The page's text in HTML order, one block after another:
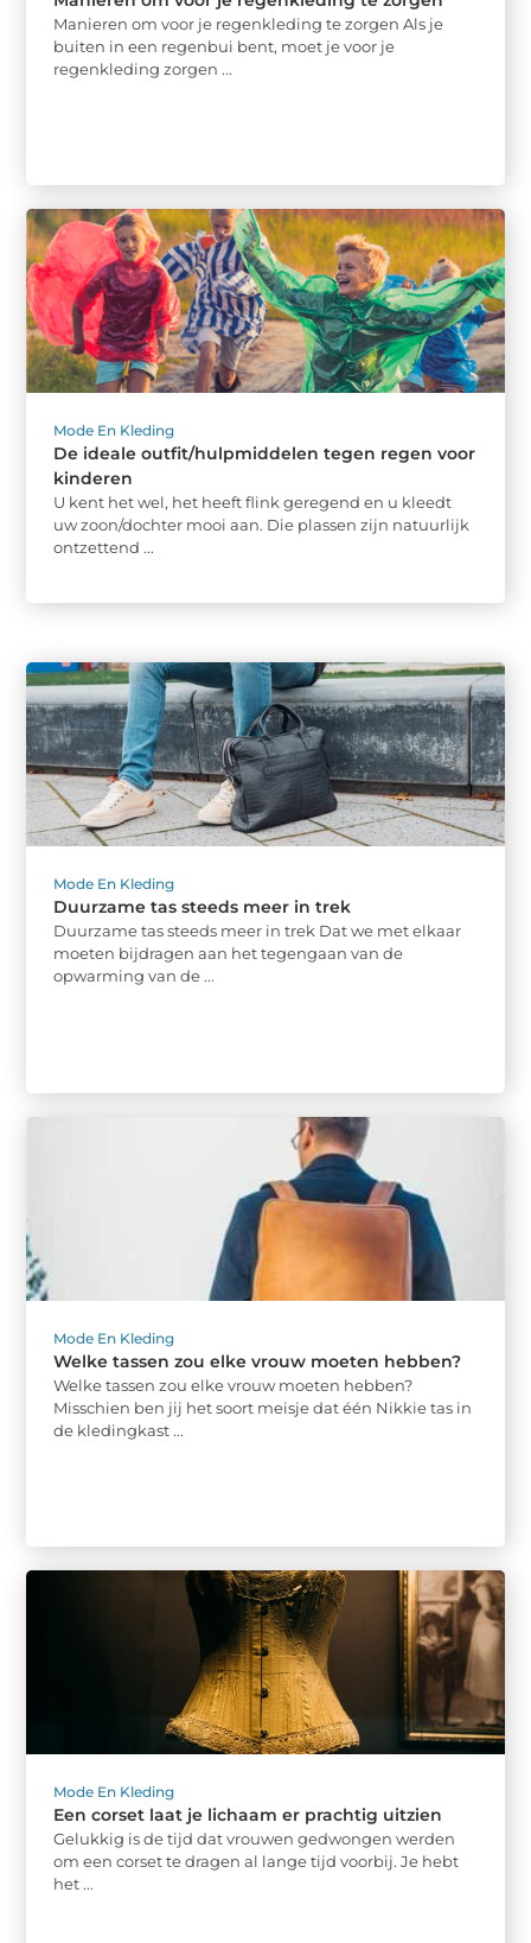
Manieren om voor je regenkleding te zorgen Als je
buiten in een regenbui bent, moet je voor je
regenkleding zorgen ...
Mode En Kleding
De ideale outfit/hulpmiddelen tegen regen voor
kinderen
U kent het wel, het heeft flink geregend en u kleedt
uw zoon/dochter mooi aan. Die plassen zijn natuurlijk
ontzettend ...
Mode En Kleding
Duurzame tas steeds meer in trek
Duurzame tas steeds meer in trek Dat we met elkaar
moeten bijdragen aan het tegengaan van de
opwarming van de ...
Mode En Kleding
Welke tassen zou elke vrouw moeten hebben?
Welke tassen zou elke vrouw moeten hebben?
Misschien ben jij het soort meisje dat één Nikkie tas in
de kledingkast ...
Mode En Kleding
Een corset laat je lichaam er prachtig uitzien
Gelukkig is de tijd dat vrouwen gedwongen werden
om een corset te dragen al lange tijd voorbij. Je hebt
het ...